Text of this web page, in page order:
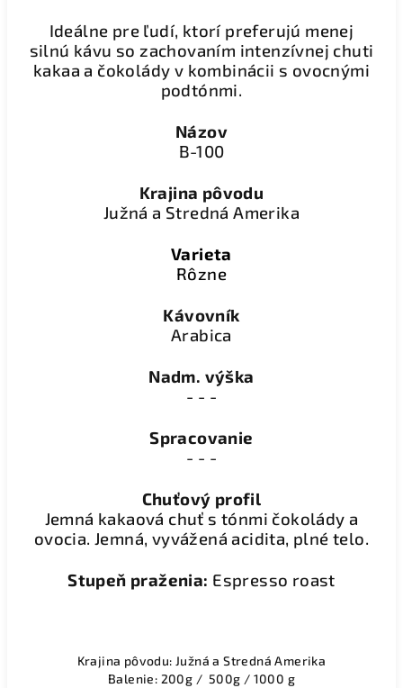
Ideálne pre ľudí, ktorí preferujú menej
silnú kávu so zachovaním intenzívnej chuti
kakaa a čokolády v kombinácii s ovocnými
podtónmi.
Názov
B-100
Krajina pôvodu
Južná a Stredná Amerika
Varieta
Rôzne
Kávovník
Arabica
Nadm. výška
- - -
Spracovanie
- - -
Chuťový profil
Jemná kakaová chuť s tónmi čokolády a
ovocia. Jemná, vyvážená acidita, plné telo.
Stupeň praženia: Espresso roast
Krajina pôvodu: Južná a Stredná Amerika
Balenie: 200g / 500g / 1000 g